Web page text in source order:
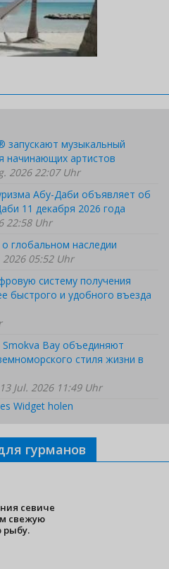
запускают музыкальный
начинающих артистов
2026 22:07 Uhr
Абу-Даби объявляет об
11 декабря 2026 года
22:58 Uhr
глобальном наследии
05:52 Uhr
систему получения
быстрого и удобного въезда
Bay объединяют
стиля жизни в
Jul. 2026 11:49 Uhr
Widget holen
гурманов
севиче
свежую